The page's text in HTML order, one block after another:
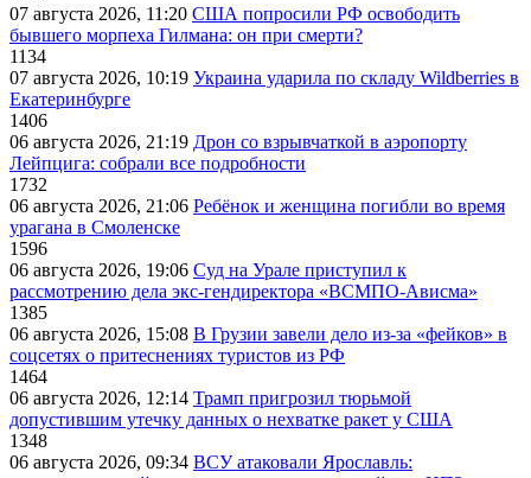
07 августа 2026, 11:20 США попросили РФ освободить
бывшего морпеха Гилмана: он при смерти?
1134
07 августа 2026, 10:19 Украина ударила по складу Wildberries в
Екатеринбурге
1406
06 августа 2026, 21:19 Дрон со взрывчаткой в аэропорту
Лейпцига: собрали все подробности
1732
06 августа 2026, 21:06 Ребёнок и женщина погибли во время
урагана в Смоленске
1596
06 августа 2026, 19:06 Суд на Урале приступил к
рассмотрению дела экс-гендиректора «ВСМПО-Ависма»
1385
06 августа 2026, 15:08 В Грузии завели дело из-за «фейков» в
соцсетях о притеснениях туристов из РФ
1464
06 августа 2026, 12:14 Трамп пригрозил тюрьмой
допустившим утечку данных о нехватке ракет у США
1348
06 августа 2026, 09:34 ВСУ атаковали Ярославль: